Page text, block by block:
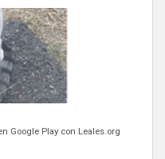
Google Play con Leales.org